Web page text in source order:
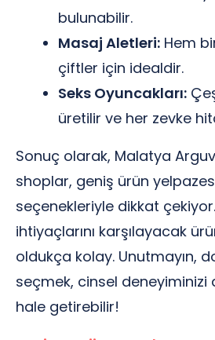
bulunabilir.
Masaj Aletleri: Hem
çiftler için idealdir.
Seks Oyuncakları:
üretilir ve her zevke
Sonuç olarak, Malatya
shoplar, geniş ürün
seçenekleriyle dikkat çekiyor.
ihtiyaçlarını karşılayacak
oldukça kolay. Unutmayın,
seçmek, cinsel deneyiminizi
hale getirebilir!